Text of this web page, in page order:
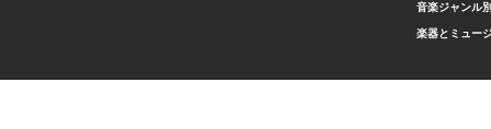
音楽ジャンル
楽器とミュー